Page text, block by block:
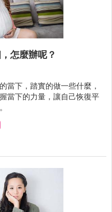
怎麼辦呢？
當下，踏實的做一些什麼，
當下的力量，讓自己恢復平